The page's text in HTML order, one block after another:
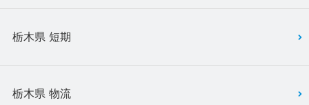
栃木県 短期
栃木県 物流